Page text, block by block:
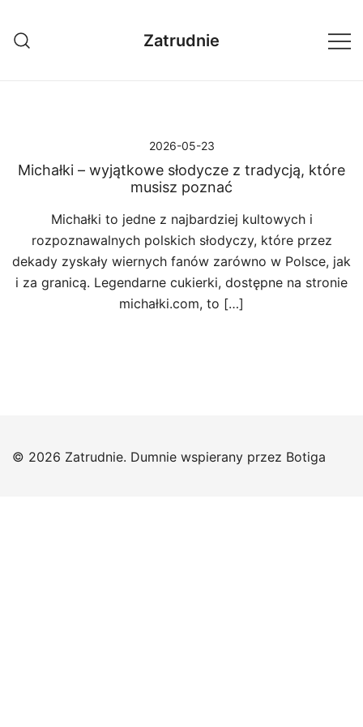
treści
Zatrudnie
2026-05-23
Michałki – wyjątkowe słodycze z tradycją, które
musisz poznać
Michałki to jedne z najbardziej kultowych i
rozpoznawalnych polskich słodyczy, które przez
dekady zyskały wiernych fanów zarówno w Polsce, jak
i za granicą. Legendarne cukierki, dostępne na stronie
michałki.com, to […]
© 2026 Zatrudnie. Dumnie wspierany przez Botiga